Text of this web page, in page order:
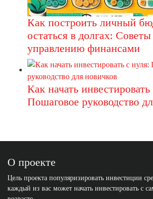
Как построить личный
остаться в долгах:
управлению финансами
Как начать инвестировать
Пошаговое руководство
О проекте
Цель проекта популяризировать инвестиции
каждый из вас может начать инвестировать с